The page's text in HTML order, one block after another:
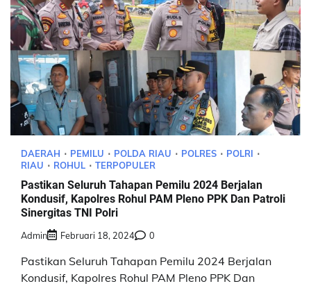
DAERAH PEMILU POLDA RIAU POLRES
POLRI
RIAU
ROHUL TERPOPULER
Pastikan Seluruh Tahapan Pemilu 2024 Berjalan
Kondusif, Kapolres Rohul PAM Pleno PPK Dan Patroli
Sinergitas TNI Polri
Admin Februari 18, 2024 0
Pastikan Seluruh Tahapan Pemilu 2024 Berjalan
Kondusif, Kapolres Rohul PAM Pleno PPK Dan